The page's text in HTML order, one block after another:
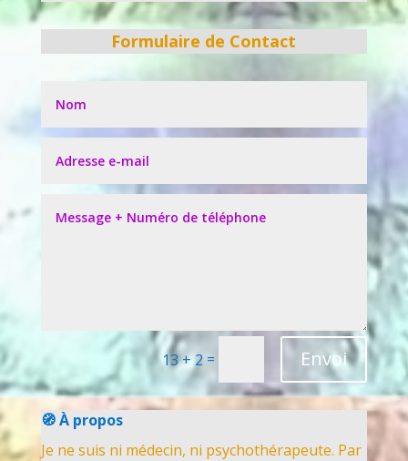
Formulaire de Contact
13 + 2 = Envoi
🧭 À propos
Je ne suis ni médecin, ni psychothérapeute. Par